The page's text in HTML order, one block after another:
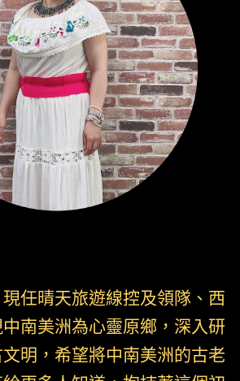
任晴天旅遊線控及領隊、西
南美洲為心靈原鄉，深入研
明，希望將中南美洲的古老